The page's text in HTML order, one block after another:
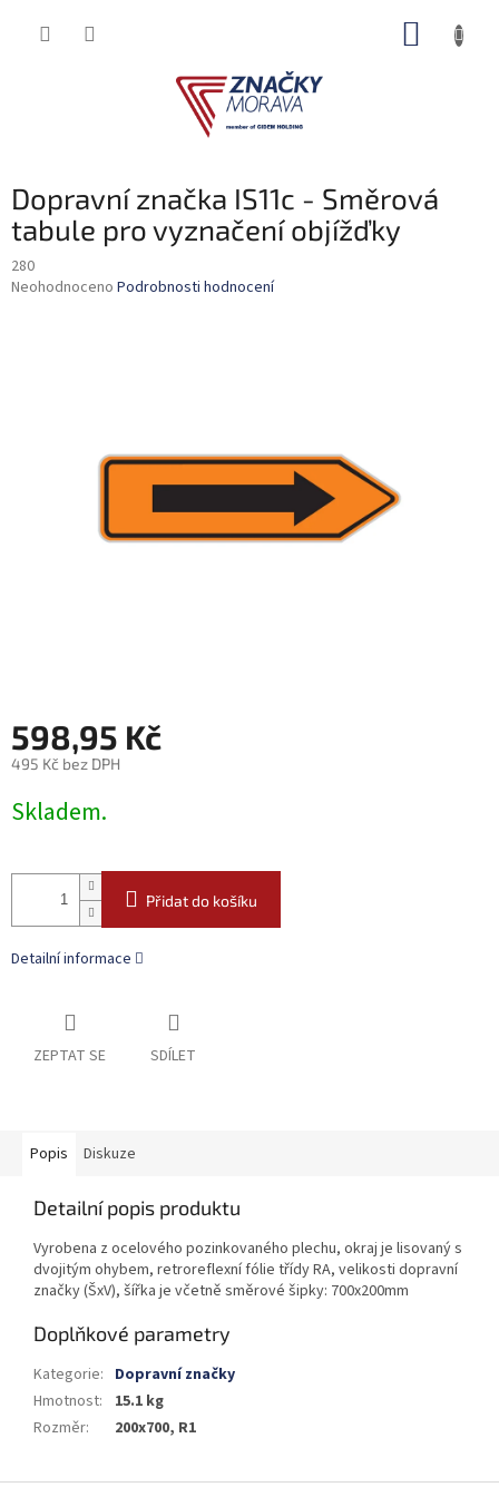
Dopravní značka IS11c - Směrová
tabule pro vyznačení objížďky
280
Průměrné
Neohodnoceno Podrobnosti hodnocení
598,95 Kč
495 Kč bez DPH
cena:
Skladem.
Přidat do košíku
Detailní informace
ZEPTAT SE SDÍLET
Popis Diskuze
Detailní popis produktu
Vyrobena z ocelového pozinkovaného plechu, okraj je lisovaný s
dvojitým ohybem, retroreflexní fólie třídy RA, velikosti dopravní
značky (ŠxV), šířka je včetně směrové šipky: 700x200mm
Doplňkové parametry
Kategorie: Dopravní značky
Hmotnost:
15.1 kg
Rozměr: 200x700, R1